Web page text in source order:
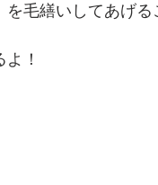
毛繕いしてあげ
！